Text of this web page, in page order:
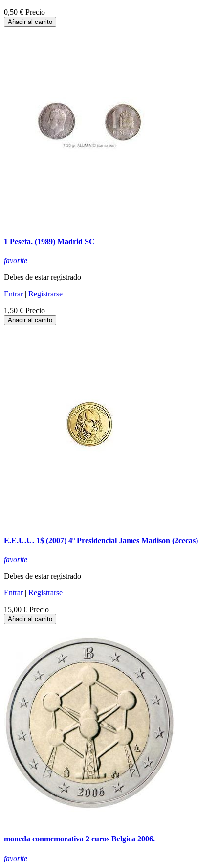
0,50 € Precio
Añadir al carrito
1 Peseta. (1989) Madrid SC
favorite
Debes de estar registrado
Entrar| Registrarse
1,50 € Precio
Añadir al carrito
E.E.U.U. 1$ (2007) 4º Presidencial James Madison (2cecas)
favorite
Debes de estar registrado
Entrar| Registrarse
15,00 € Precio
Añadir al carrito
moneda conmemorativa 2 euros Belgica 2006.
favorite